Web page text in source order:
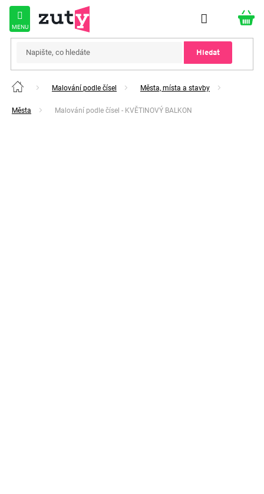
Přejít
obsah
Hledat
Domů Malování podle čísel Města, místa a stavby
Města Malování podle čísel - KVĚTINOVÝ BALKON